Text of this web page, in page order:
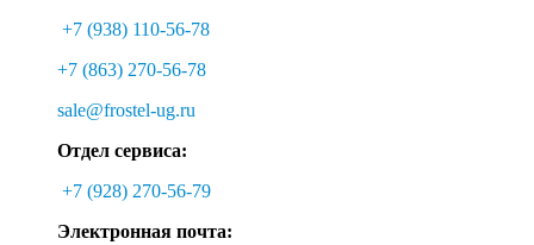
+7 (938) 110-56-78
+7 (863) 270-56-78
sale@frostel-ug.ru
Отдел сервиса:
+7 (928) 270-56-79
Электронная почта: